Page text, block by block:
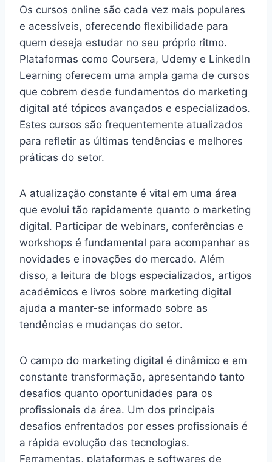
Os cursos online são cada vez mais populares
e acessíveis, oferecendo flexibilidade para
quem deseja estudar no seu próprio ritmo.
Plataformas como Coursera, Udemy e LinkedIn
Learning oferecem uma ampla gama de cursos
que cobrem desde fundamentos do marketing
digital até tópicos avançados e especializados.
Estes cursos são frequentemente atualizados
para refletir as últimas tendências e melhores
práticas do setor.
A atualização constante é vital em uma área
que evolui tão rapidamente quanto o marketing
digital. Participar de webinars, conferências e
workshops é fundamental para acompanhar as
novidades e inovações do mercado. Além
disso, a leitura de blogs especializados, artigos
acadêmicos e livros sobre marketing digital
ajuda a manter-se informado sobre as
tendências e mudanças do setor.
O campo do marketing digital é dinâmico e em
constante transformação, apresentando tanto
desafios quanto oportunidades para os
profissionais da área. Um dos principais
desafios enfrentados por esses profissionais é
a rápida evolução das tecnologias.
Ferramentas, plataformas e softwares de